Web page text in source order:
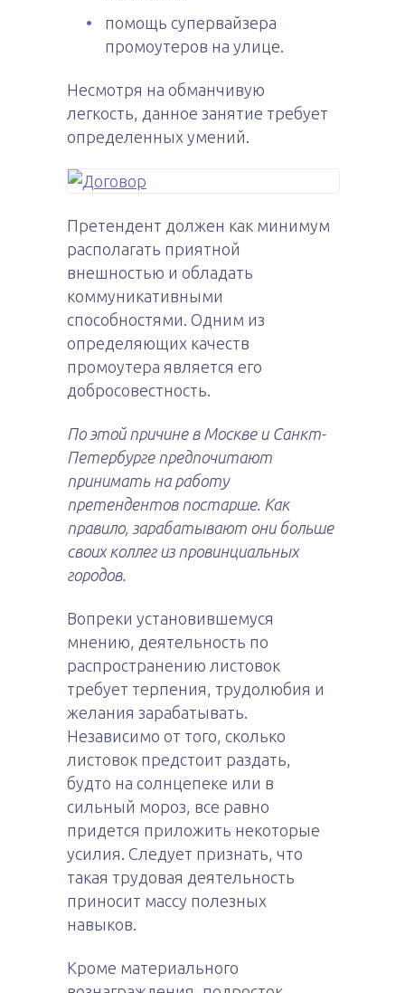
помощь супервайзера
промоутеров на улице.
Несмотря на обманчивую
легкость, данное занятие требует
определенных умений.
Претендент должен как минимум
располагать приятной
внешностью и обладать
коммуникативными
способностями. Одним из
определяющих качеств
промоутера является его
добросовестность.
По этой причине в Москве и Санкт-
Петербурге предпочитают
принимать на работу
претендентов постарше. Как
правило, зарабатывают они больше
своих коллег из провинциальных
городов.
Вопреки установившемуся
мнению, деятельность по
распространению листовок
требует терпения, трудолюбия и
желания зарабатывать.
Независимо от того, сколько
листовок предстоит раздать,
будто на солнцепеке или в
сильный мороз, все равно
придется приложить некоторые
усилия. Следует признать, что
такая трудовая деятельность
приносит массу полезных
навыков.
Кроме материального